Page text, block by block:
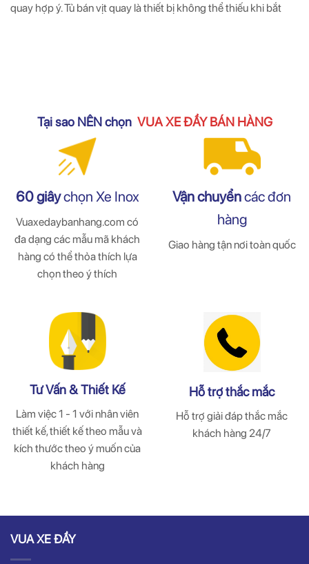
quay hợp ý. Tủ bán vịt quay là thiết bị không thể thiếu khi bắt
Tại sao NÊN chọn VUA XE ĐẨY BÁN HÀNG
60 giâychọn Xe Inox
Vuaxedaybanhang.com có
đa dạng các mẫu mã khách
hàng có thể thỏa thích lựa
chọn theo ý thích
Vận chuyểncác đơn
hàng
Giao hàng tận nơi toàn quốc
Tư Vấn & Thiết Kế
Làm việc 1 - 1 với nhân viên
thiết kế, thiết kế theo mẫu và
kích thước theo ý muốn của
khách hàng
Hỗ trợ thắc mắc
Hỗ trợ giải đáp thắc mắc
khách hàng 24/7
VUA XE ĐẨY